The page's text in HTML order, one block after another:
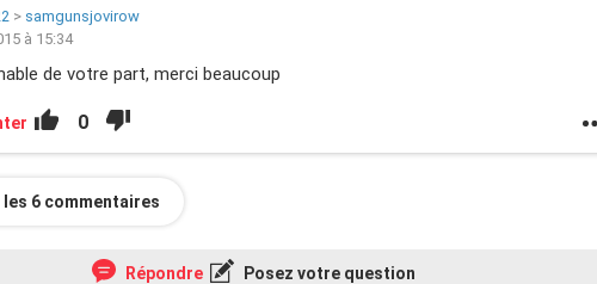
> samgunsjovirow
à 15:34
de votre part, merci beaucoup
0
6 commentaires
Répondre Posez votre question